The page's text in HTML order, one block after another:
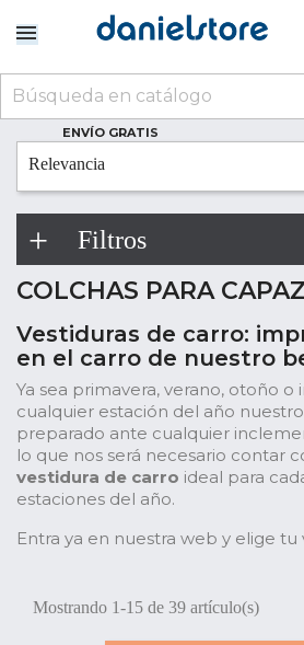
ENVÍO GRATIS
Relevancia
Filtros
COLCHAS PARA
Vestiduras de carro:
en el carro de nuestro
Ya sea primavera, verano, otoño o
cualquier estación del año
preparado ante cualquier
lo que nos será necesario contar
vestidura de carro ideal para
estaciones del año.
Entra ya en nuestra web y elige tu
Mostrando 1-15 de 39 artículo(s)